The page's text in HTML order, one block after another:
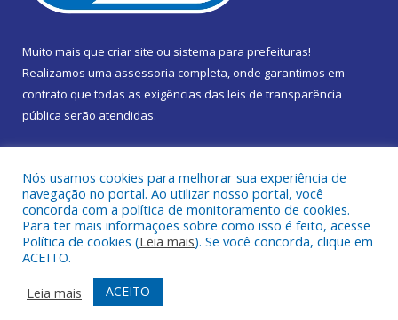
Muito mais que criar site ou sistema para prefeituras!
Realizamos uma assessoria completa, onde garantimos em
contrato que todas as exigências das leis de transparência
pública serão atendidas.
Todos os direitos reservados a Câmara Municipal de Marapanim.
Mapa do Site
Acessar Área Administrativa
Acessar Webmail
Nós usamos cookies para melhorar sua experiência de
navegação no portal. Ao utilizar nosso portal, você
concorda com a política de monitoramento de cookies.
Para ter mais informações sobre como isso é feito, acesse
Política de cookies (Leia mais). Se você concorda, clique em
ACEITO.
Leia mais
ACEITO